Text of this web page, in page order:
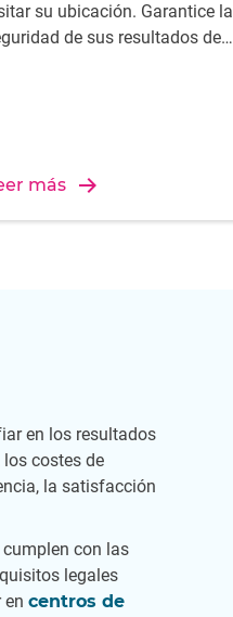
su ubicación. Garantice la
de sus resultados de
más
en los resultados
costes de
la satisfacción
con las
legales
en centros de